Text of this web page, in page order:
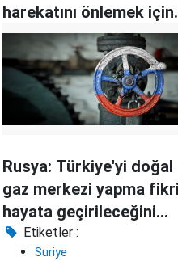
harekatını önlemek için
bastırıyor
Rusya: Türkiye'yi doğal
gaz merkezi yapma
hayata geçirileceğini
umuyoruz
Etiketler :
Suriye